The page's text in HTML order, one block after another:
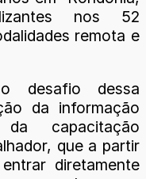
nos 52
remota e
desafio dessa
da informação
capacitação
que a partir
diretamente